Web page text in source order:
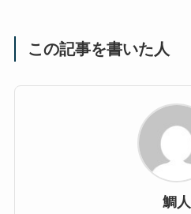
この記事を書いた人
鯛人